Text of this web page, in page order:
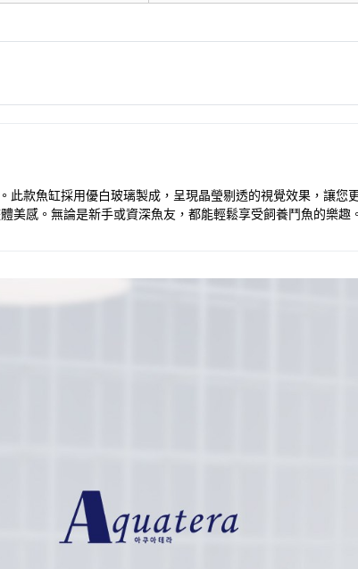
款魚缸採用優白玻璃製成，呈現晶瑩剔透的視覺效果，讓
美感。無論是新手或資深魚友，都能輕鬆享受飼養鬥魚的樂趣